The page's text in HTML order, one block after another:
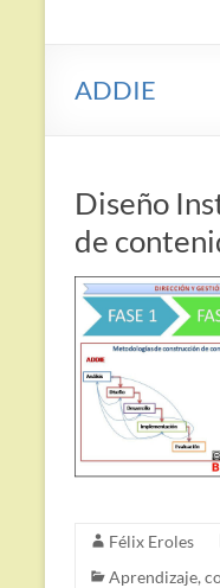
ADDIE
Diseño
de
Félix Eroles
Aprendizaje,